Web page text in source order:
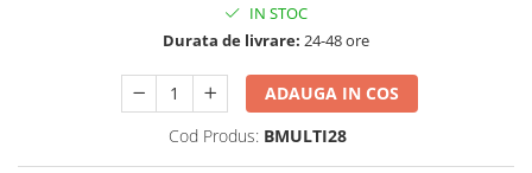
IN STOC
Durata de livrare: 24-48 ore
ADAUGA IN COS
Cod Produs: BMULTI28